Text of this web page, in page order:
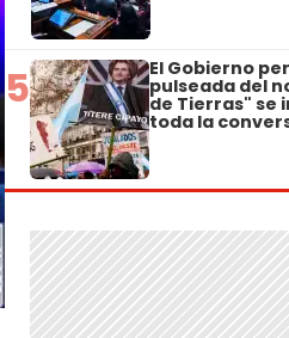
5 El Gobierno
pulseada del
de Tierras" se
toda la